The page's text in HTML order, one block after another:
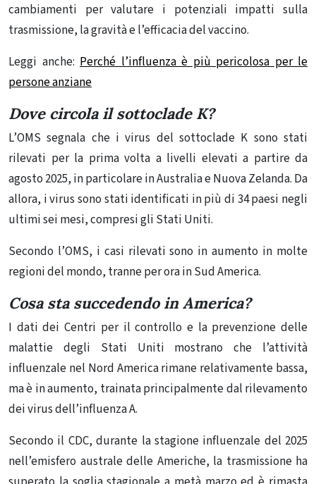
cambiamenti per valutare i potenziali impatti sulla
trasmissione, la gravità e l’efficacia del vaccino.
Leggi anche: Perché l’influenza è più pericolosa per le
persone anziane
Dove circola il sottoclade K?
L’OMS segnala che i virus del sottoclade K sono stati
rilevati per la prima volta a livelli elevati a partire da
agosto 2025, in particolare in Australia e Nuova Zelanda. Da
allora, i virus sono stati identificati inpiùdi 34 paesi negli
ultimi sei mesi, compresigli Stati Uniti.
Secondo l’OMS, i casi rilevati sono in aumento in molte
regioni del mondo, tranne per ora in Sud America.
Cosa sta succedendo in America?
I dati dei Centri per il controllo e la prevenzione delle
malattie degli Stati Uniti mostrano che l’attività
influenzale nel Nord America rimane relativamente bassa,
ma è in aumento, trainata principalmente dal rilevamento
dei virus dell’influenza A.
Secondo il CDC, durante la stagione influenzale del 2025
nell’emisfero australe delle Americhe, la trasmissione ha